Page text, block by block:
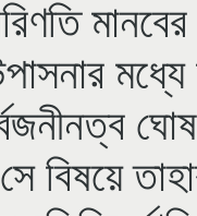
বিষয়ে